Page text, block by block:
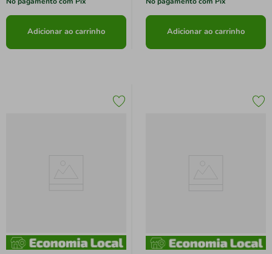
Adicionar ao carrinho Adicionar ao carrinho